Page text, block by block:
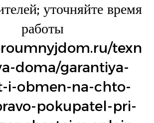
уточняйте время
работы
texn
doma/garantiya-
i-obmen-na-chto-
pokupatel-pri-